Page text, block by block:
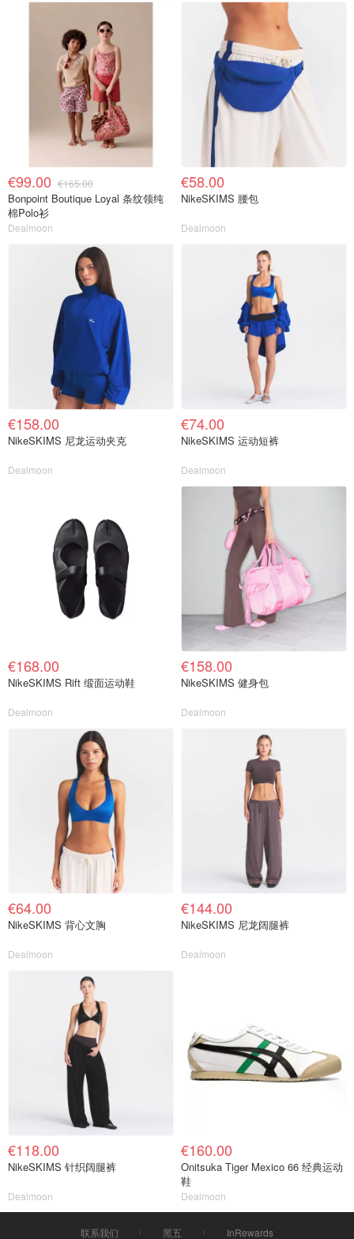
€99.00 €165.00
Bonpoint Boutique Loyal 条纹领纯
棉Polo衫
Dealmoon
€58.00
NikeSKIMS 腰包
Dealmoon
€158.00
NikeSKIMS 尼龙运动夹克
Dealmoon
€74.00
NikeSKIMS 运动短裤
Dealmoon
€168.00
NikeSKIMS Rift 缎面运动鞋
Dealmoon
€158.00
NikeSKIMS 健身包
Dealmoon
€64.00
NikeSKIMS 背心文胸
Dealmoon
€144.00
NikeSKIMS 尼龙阔腿裤
Dealmoon
€118.00
NikeSKIMS 针织阔腿裤
Dealmoon
€160.00
Onitsuka Tiger Mexico 66 经典运动
鞋
Dealmoon
联系我们 黑五 InRewards